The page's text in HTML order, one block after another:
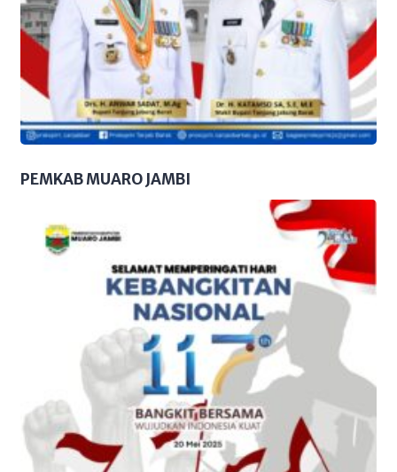
PEMKAB MUARO JAMBI